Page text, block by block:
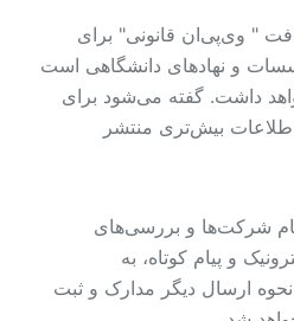
" وی‌پی‌ان قانونی" برای
و نهادهای دانشگاهی است
داشت. گفته می‌شود برای
بیش‌تری منتشر
شرکت‌ها و بررسی‌های
و پیام کوتاه، به
ارسال دیگر مدارک و ثبت